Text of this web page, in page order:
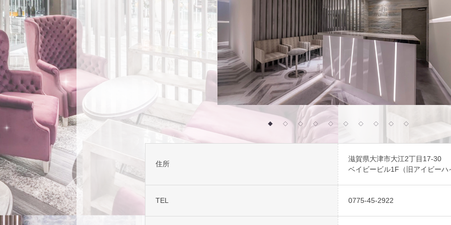
◆ ◇ ◇ ◇ ◇ ◇ ◇ ◇ ◇ ◇
住所
滋賀県大津市大江2丁目17-30
ベイビービル1F（旧アイビーハ
TEL 0775-45-2922